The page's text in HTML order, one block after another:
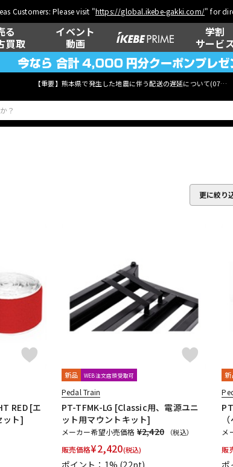
Customers: Please visit "https://global.ikebe-gakki.com/" for
る
買取
イベント
動画
学割
サービ
【重要】熊本県で発生した地震に伴う配送の遅延について(07月29日
DTM オンラ
イン納品 グ機器
更に絞り
RED [エ
ット]
新品 WEB注文店頭受取可
Pedal Train
PT-TFMK-LG [Classic用、電源ユニ
ット用マウントキット]
メーカー希望小売価格 ¥2,420 （税込）
販売価格¥2,420(税込)
メ
販